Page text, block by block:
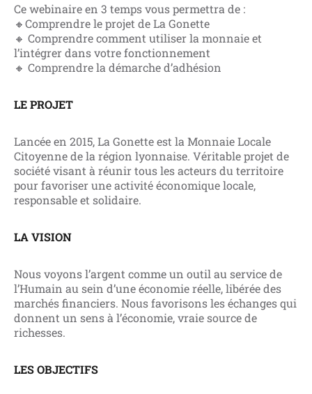
Ce webinaire en 3 temps vous permettra de :
🔸Comprendre le projet de La Gonette
🔸 Comprendre comment utiliser la monnaie et
l’intégrer dans votre fonctionnement
🔸 Comprendre la démarche d’adhésion
LE PROJET
Lancée en 2015, La Gonette est la Monnaie Locale
Citoyenne de la région lyonnaise. Véritable projet de
société visant à réunir tous les acteurs du territoire
pour favoriser une activité économique locale,
responsable et solidaire.
LA VISION
Nous voyons l’argent comme un outil au service de
l’Humain au sein d’une économie réelle, libérée des
marchés financiers. Nous favorisons les échanges qui
donnent un sens à l’économie, vraie source de
richesses.
LES OBJECTIFS